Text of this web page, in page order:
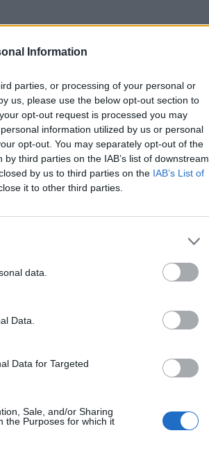
Information
parties, or processing of your personal or
us, please use the below opt-out section to
opt-out request is processed you may
information utilized by us or personal
opt-out. You may separately opt-out of the
third parties on the IAB’s list of downstream
by us to third parties on the IAB’s List of
it to other third parties.
data.
Data.
Data for Targeted
Sale, and/or Sharing
the Purposes for which it